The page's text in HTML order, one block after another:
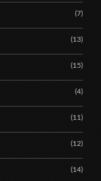
(7)
(13)
(15)
(4)
(11)
(12)
(14)